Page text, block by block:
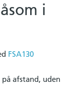
i
FSA130
afstand, uden